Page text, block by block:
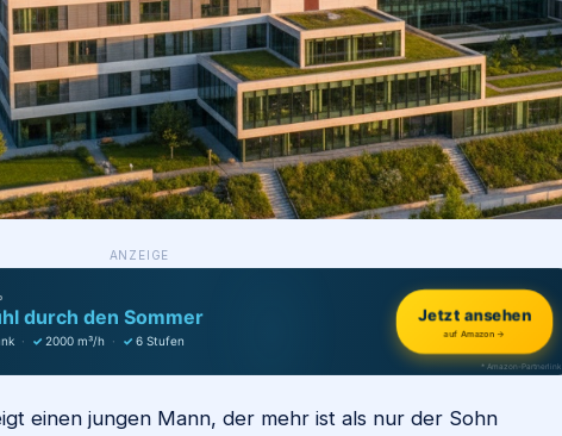
ANZEIGE
durch den Sommer
· ✓ 2000 m³/h · ✓ 6 Stufen
Jetzt ansehen
auf Amazon →
* Amazon-Partnerlink
einen jungen Mann, der mehr ist als nur der Sohn